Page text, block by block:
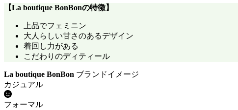
【La boutique BonBonの特徴】
上品でフェミニン
大人らしい甘さのあるデザイン
着回し力がある
こだわりのディティール
La boutique BonBon ブランドイメージ
カジュアル
フォーマル